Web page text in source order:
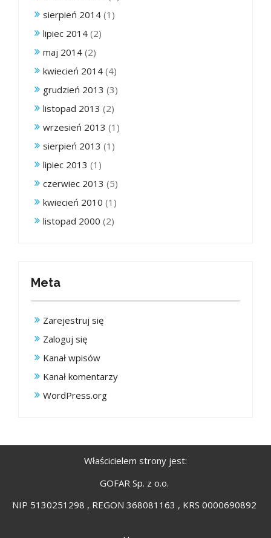
sierpień 2014 (1)
lipiec 2014 (2)
maj 2014 (2)
kwiecień 2014 (4)
grudzień 2013 (3)
listopad 2013 (2)
wrzesień 2013 (1)
sierpień 2013 (1)
lipiec 2013 (1)
czerwiec 2013 (5)
kwiecień 2010 (1)
listopad 2000 (2)
Meta
Zarejestruj się
Zaloguj się
Kanał wpisów
Kanał komentarzy
WordPress.org
Właścicielem strony jest:
GOFAR Sp. z o.o.
NIP 5130251298 , REGON 368081163 , KRS 0000690892